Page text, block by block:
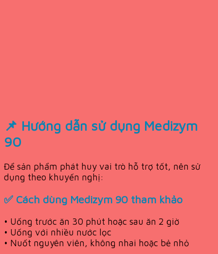
📌 Hướng dẫn sử dụng Medizym
90
Để sản phẩm phát huy vai trò hỗ trợ tốt, nên sử
dụng theo khuyến nghị:
✅ Cách dùng Medizym 90 tham khảo
• Uống trước ăn 30 phút hoặc sau ăn 2 giờ
• Uống với nhiều nước lọc
• Nuốt nguyên viên, không nhai hoặc bẻ nhỏ